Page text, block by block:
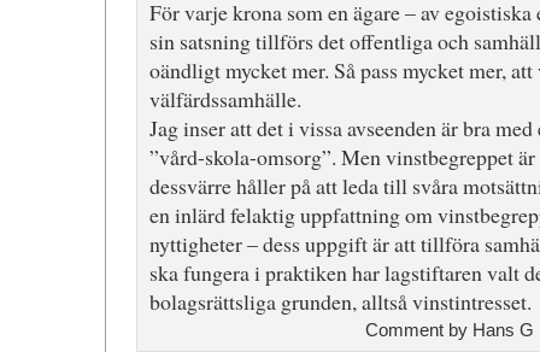
För varje krona som en ägare – av
sin satsning tillförs det offentliga och
oändligt mycket mer. Så pass mycket mer,
välfärdssamhälle.
Jag inser att det i vissa avseenden är bra
”vård-skola-omsorg”. Men vinstbegreppet
dessvärre håller på att leda till svåra
en inlärd felaktig uppfattning om
nyttigheter – dess uppgift är att tillföra
ska fungera i praktiken har lagstiftaren valt
bolagsrättsliga grunden, alltså vinstintresset.
Comment by Hans